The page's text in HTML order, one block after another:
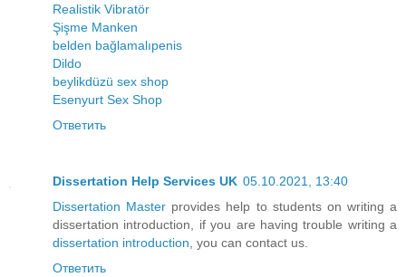
Realistik Vibratör
Şişme Manken
belden bağlamalıpenis
Dildo
beylikdüzü sex shop
Esenyurt Sex Shop
Ответить
Dissertation Help Services UK 05.10.2021, 13:40
Dissertation Master provides help to students on writing a
dissertation introduction, if you are having trouble writing a
dissertation introduction , you can contact us.
Ответить